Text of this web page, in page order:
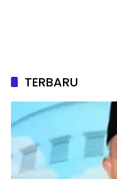
TERBARU